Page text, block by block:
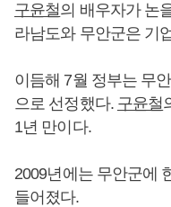
구윤철의 배우자가 논
라남도와 무안군은 기
이듬해 7월 정부는 무
으로 선정했다. 구윤철
1년 만이다.
2009년에는 무안군에
들어졌다.